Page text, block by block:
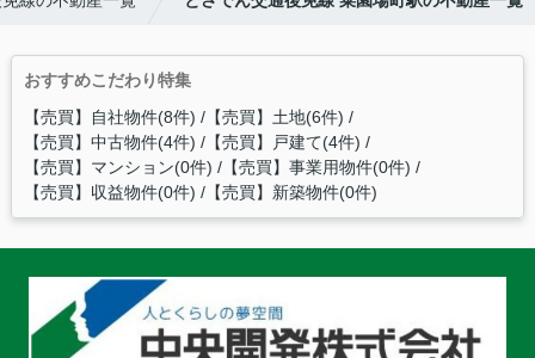
おすすめこだわり特集
【売買】自社物件(8件) 【売買】土地(6件)
【売買】中古物件(4件) 【売買】戸建て(4件)
【売買】マンション(0件) 【売買】事業用物件(0件)
【売買】収益物件(0件) 【売買】新築物件(0件)